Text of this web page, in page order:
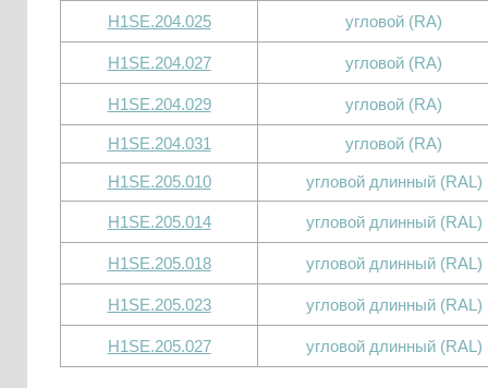
H1SE.204.025 угловой (RA)
H1SE.204.027 угловой (RA)
H1SE.204.029 угловой (RA)
H1SE.204.031 угловой (RA)
H1SE.205.010 угловой длинный (RAL)
H1SE.205.014 угловой длинный (RAL)
H1SE.205.018 угловой длинный (RAL)
H1SE.205.023 угловой длинный (RAL)
H1SE.205.027 угловой длинный (RAL)